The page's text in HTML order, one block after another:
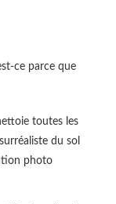
ce parce que
toutes les
du sol
photo